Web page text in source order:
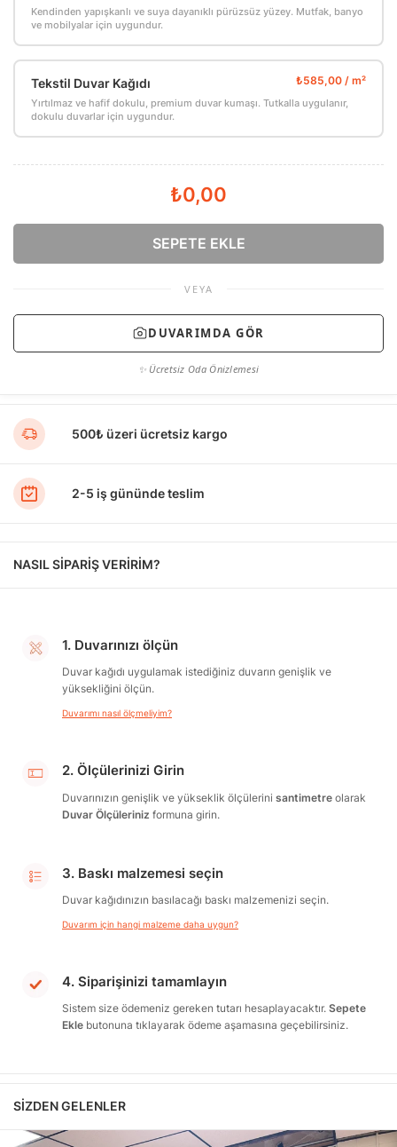
Kendinden yapışkanlı ve suya dayanıklı pürüzsüz yüzey. Mutfak, banyo
ve mobilyalar için uygundur.
Tekstil Duvar Kağıdı
Yırtılmaz ve hafif dokulu, premium duvar kumaşı. Tutkalla uygulanır,
dokulu duvarlar için uygundur.
₺0,00
SEPETE EKLE
VEYA
DUVARIMDA GÖR
✨ Ücretsiz Oda Önizlemesi
500₺ üzeri ücretsiz kargo
2-5 iş gününde teslim
NASIL SİPARİŞ VERİRİM?
1. Duvarınızı ölçün
Duvar kağıdı uygulamak istediğiniz duvarın genişlik ve
yüksekliğini ölçün.
Duvarımı nasıl ölçmeliyim?
2. Ölçülerinizi Girin
Duvarınızın genişlik ve yükseklik ölçülerini santimetre olarak
Duvar Ölçüleriniz formuna girin.
3. Baskı malzemesi seçin
Duvar kağıdınızın basılacağı baskı malzemenizi seçin.
Duvarım için hangi malzeme daha uygun?
4. Siparişinizi tamamlayın
Sistem size ödemeniz gereken tutarı hesaplayacaktır. Sepete
Ekle butonuna tıklayarak ödeme aşamasına geçebilirsiniz.
SIZDEN GELENLER